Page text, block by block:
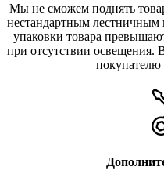
Мы не сможем поднять
нестандартным лестничным
упаковки товара
при отсутствии освещения.
покупателю